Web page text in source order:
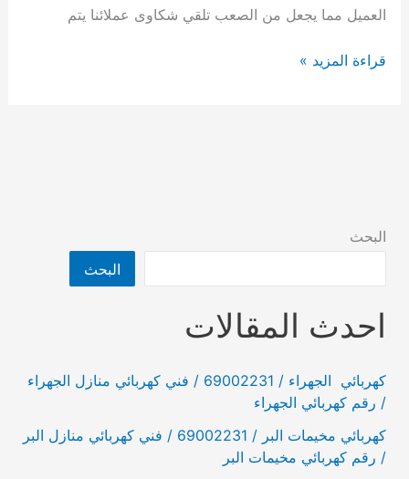
العميل مما يجعل من الصعب تلقي شكاوى عملائنا يتم
كهربائي
منازل
قراءة المزيد »
البحث
البحث
احدث المقالات
كهربائي الجهراء / 69002231 / فني كهربائي منازل الجهراء
/ رقم كهربائي الجهراء
كهربائي مخيمات البر / 69002231 / فني كهربائي منازل البر
/ رقم كهربائي مخيمات البر